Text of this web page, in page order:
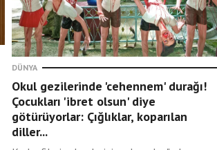
DÜNYA
Okul gezilerinde 'cehennem' durağı!
Çocukları 'ibret olsun' diye
götürüyorlar: Çığlıklar, koparılan
diller...